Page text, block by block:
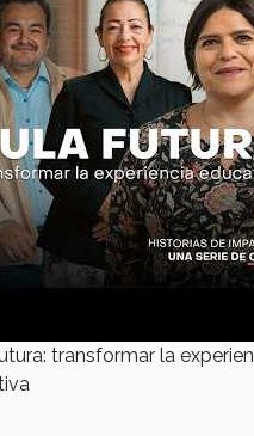
transformar la